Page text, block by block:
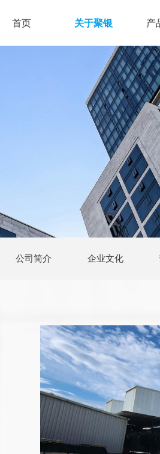
首页 关于聚银 产
公司简介 企业文化